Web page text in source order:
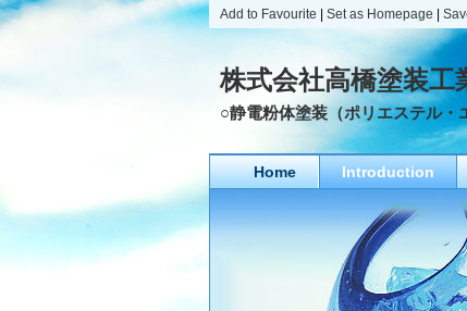
Add to Favourite Set as Homepage
株式会社高橋塗装工
○静電粉体塗装（ポリエステル・
Home Introduction